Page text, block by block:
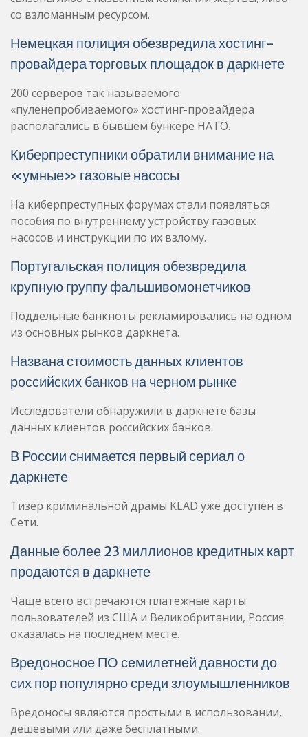
со взломанным ресурсом.
Немецкая полиция обезвредила хостинг-
провайдера торговых площадок в даркнете
200 серверов так называемого
«пуленепробиваемого» хостинг-провайдера
располагались в бывшем бункере НАТО.
Киберпреступники обратили внимание на
«умные» газовые насосы
На киберпреступных форумах стали появляться
пособия по внутреннему устройству газовых
насосов и инструкции по их взлому.
Португальская полиция обезвредила
крупную группу фальшивомонетчиков
Поддельные банкноты рекламировались на одном
из основных рынков даркнета.
Названа стоимость данных клиентов
российских банков на черном рынке
Исследователи обнаружили в даркнете базы
данных клиентов российских банков.
В России снимается первый сериал о
даркнете
Тизер криминальной драмы KLAD уже доступен в
Сети.
Данные более 23 миллионов кредитных карт
продаются в даркнете
Чаще всего встречаются платежные карты
пользователей из США и Великобритании, Россия
оказалась на последнем месте.
Вредоносное ПО семилетней давности до
сих пор популярно среди злоумышленников
Вредоносы являются простыми в использовании,
дешевыми или даже бесплатными.